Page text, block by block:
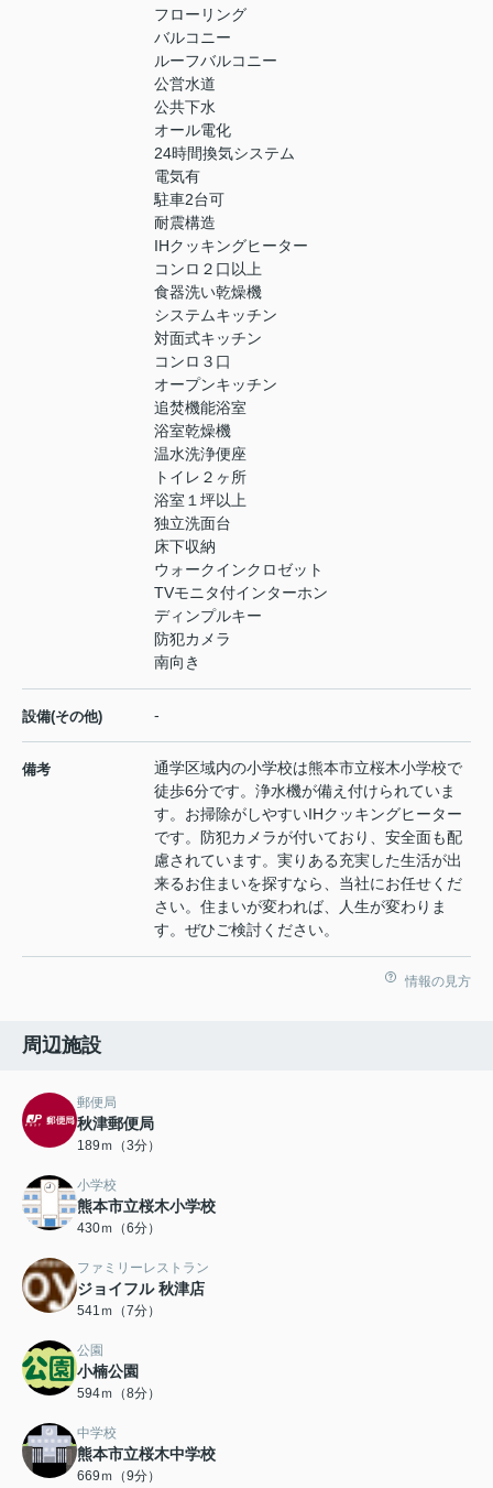
フローリング
バルコニー
ルーフバルコニー
公営水道
公共下水
オール電化
24時間換気システム
電気有
駐車2台可
耐震構造
IHクッキングヒーター
コンロ２口以上
食器洗い乾燥機
システムキッチン
対面式キッチン
コンロ３口
オープンキッチン
追焚機能浴室
浴室乾燥機
温水洗浄便座
トイレ２ヶ所
浴室１坪以上
独立洗面台
床下収納
ウォークインクロゼット
TVモニタ付インターホン
ディンプルキー
防犯カメラ
南向き
設備(その他) -
備考
通学区域内の小学校は熊本市立桜木小学校で
徒歩6分です。浄水機が備え付けられていま
す。お掃除がしやすいIHクッキングヒーター
です。防犯カメラが付いており、安全面も配
慮されています。実りある充実した生活が出
来るお住まいを探すなら、当社にお任せくだ
さい。住まいが変われば、人生が変わりま
す。ぜひご検討ください。
情報の見方
周辺施設
郵便局
秋津郵便局
189ｍ（3分）
小学校
熊本市立桜木小学校
430ｍ（6分）
ファミリーレストラン
ジョイフル 秋津店
541ｍ（7分）
公園
小楠公園
594ｍ（8分）
中学校
熊本市立桜木中学校
669ｍ（9分）